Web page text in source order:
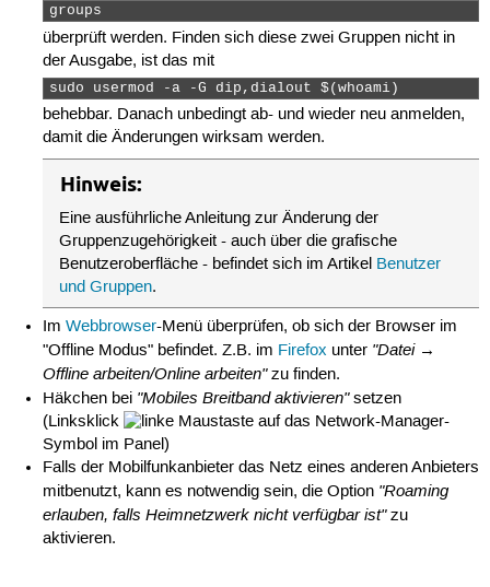
groups
überprüft werden. Finden sich diese zwei Gruppen nicht in
der Ausgabe, ist das mit
sudo usermod -a -G dip,dialout $(whoami)
behebbar. Danach unbedingt ab- und wieder neu anmelden,
damit die Änderungen wirksam werden.
Hinweis:
Eine ausführliche Anleitung zur Änderung der
Gruppenzugehörigkeit - auch über die grafische
Benutzeroberfläche - befindet sich im Artikel Benutzer
und Gruppen.
ImWebbrowser-Menü überprüfen, ob sich der Browser im
"Offline Modus" befindet. Z.B. im Firefox unter "Datei →
Offline arbeiten/Online arbeiten"zu finden.
Häkchen bei "Mobiles Breitband aktivieren"setzen
(Linksklick
auf das Network-Manager-
Symbol im Panel)
Falls der Mobilfunkanbieter das Netz eines anderen Anbieters
mitbenutzt, kann es notwendig sein, die Option "Roaming
erlauben, falls Heimnetzwerk nicht verfügbar ist"zu
aktivieren.